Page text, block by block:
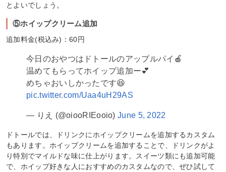
とよいでしょう。
⑤ホイップクリーム追加
追加料金(税込み)：60円
今日のおやつはドトールのアップルパイ🍎
温めてもらってホイップ追加ー💕
めちゃおいしかったです😆
pic.twitter.com/Uaa4uH29AS
— りえ (@oiooRIEooio)June 5, 2022
ドトールでは、ドリンクにホイップクリームを追加するカスタム
もあります。ホイップクリームを追加することで、ドリンクがよ
り特別でマイルドな味に仕上がります。スイーツ類にも追加可能
で、ホイップ好きな人におすすめのカスタムなので、ぜひ試して